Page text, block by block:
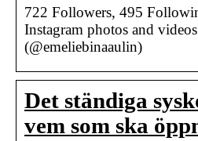
722 Followers, 495
Instagram photos and
(@emeliebinaaulin)
Det ständiga
vem som ska